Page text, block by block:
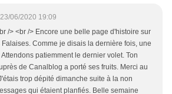
23/06/2020 19:09
/> <br /> Encore une belle page d'histoire sur
Comme je disais la dernière fois, une
patiemment le dernier volet. Ton
de Canalblog a porté ses fruits. Merci au
trop dépité dimanche suite à la non
qui étaient planfiés. Belle semaine